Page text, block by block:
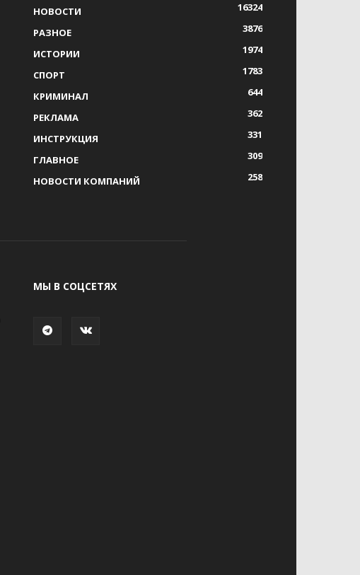
НОВОСТИ
16324
РАЗНОЕ
3876
ИСТОРИИ
1974
СПОРТ
1783
КРИМИНАЛ
644
РЕКЛАМА
362
ИНСТРУКЦИЯ
331
ГЛАВНОЕ
309
НОВОСТИ КОМПАНИЙ
258
МЫ В СОЦСЕТЯХ